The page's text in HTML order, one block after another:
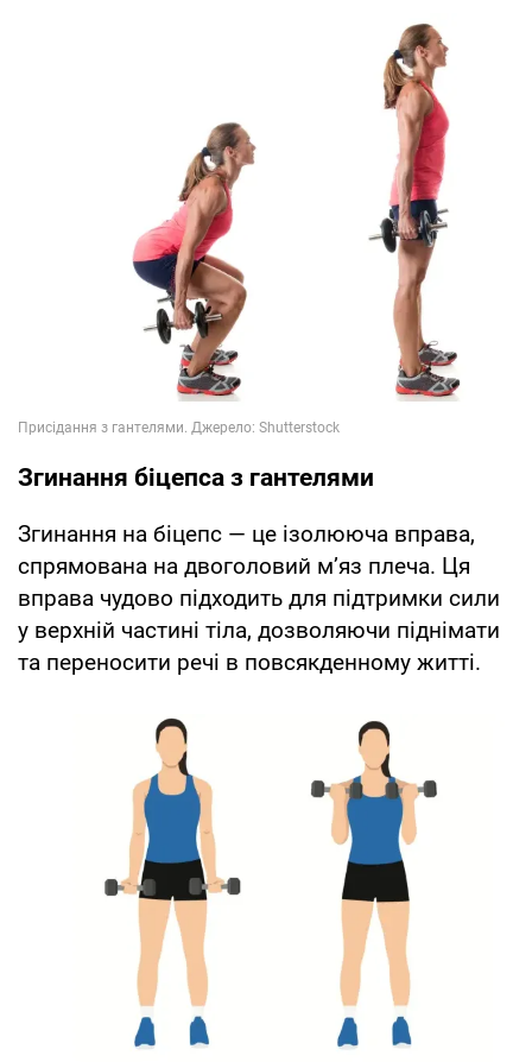
Згинання біцепса з гантелями
Згинання на біцепс — це ізолююча вправа,
спрямована на двоголовий м’яз плеча. Ця
вправа чудово підходить для підтримки сили
у верхній частині тіла, дозволяючи піднімати
та переносити речі в повсякденному житті.